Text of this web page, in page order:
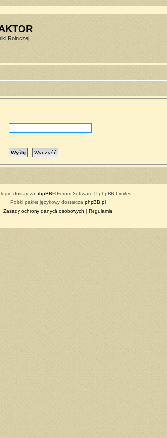
Rolniczej
dostarcza phpBB® Forum Software © phpBB Limited
Polski pakiet językowy dostarcza phpBB.pl
Zasady ochrony danych osobowych | Regulamin